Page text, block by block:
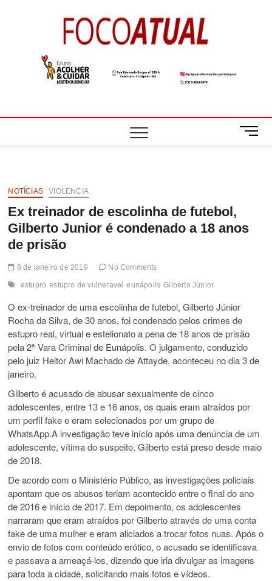
M
e
t
NOTÍCIAS VIOLENCIA
Ex treinador de escolinha de futebol,
Gilberto Junior é condenado a 18 anos
de prisão
8 de janeiro de 2019 No Comments
estupro estupro de vulneravel eunápolis Gilberto Júnior
O ex-treinador de uma escolinha de futebol, Gilberto Júnior
Rocha da Silva, de 30 anos, foi condenado pelos crimes de
estupro real, virtual e estelionato a pena de 18 anos de prisão
pela 2ª Vara Criminal de Eunápolis. O julgamento, conduzido
pelo juiz Heitor Awi Machado de Attayde, aconteceu no dia 3 de
janeiro.
Gilberto é acusado de abusar sexualmente de cinco
adolescentes, entre 13 e 16 anos, os quais eram atraídos por
um perfil fake e eram selecionados por um grupo de
WhatsApp.A investigação teve início após uma denúncia de um
adolescente, vítima do suspeito. Gilberto está preso desde maio
de 2018.
De acordo com o Ministério Público, as investigações policiais
apontam que os abusos teriam acontecido entre o final do ano
de 2016 e início de 2017. Em depoimento, os adolescentes
narraram que eram atraídos por Gilberto através de uma conta
fake de uma mulher e eram aliciados a trocar fotos nuas. Após o
envio de fotos com conteúdo erótico, o acusado se identificava
e passava a ameaçá-los, dizendo que iria divulgar as imagens
para toda a cidade, solicitando mais fotos e vídeos.